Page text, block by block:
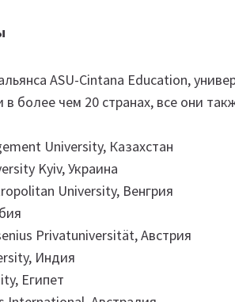
ASU-Cintana Education,
в более чем 20 странах, все они
University, Казахстан
Kyiv, Украина
University, Венгрия
Privatuniversität, Австрия
Индия
Египет